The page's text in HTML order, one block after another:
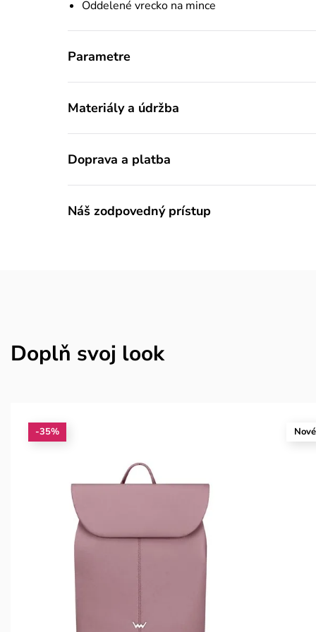
Oddelené vrecko na mince
Parametre
Materiály a údržba
Doprava a platba
Náš zodpovedný prístup
Doplň svoj look
-35% Nové